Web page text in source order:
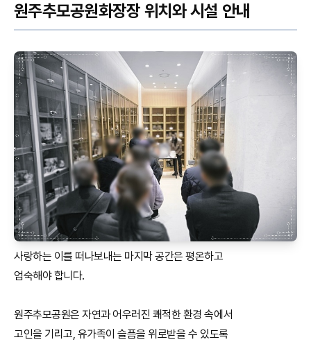
원주추모공원화장장 위치와 시설 안내
사랑하는 이를 떠나보내는 마지막 공간은 평온하고
엄숙해야 합니다.
원주추모공원은 자연과 어우러진 쾌적한 환경 속에서
고인을 기리고, 유가족이 슬픔을 위로받을 수 있도록